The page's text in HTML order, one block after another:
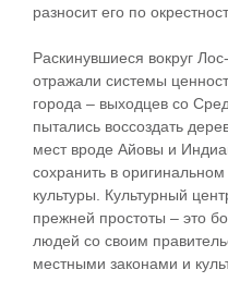
разносит его по
Раскинувшиеся вокруг
отражали системы
города – выходцев со
пытались воссоздать
мест вроде Айовы и
сохранить в
культуры. Культурный
прежней простоты – это
людей со своим
местными законами и